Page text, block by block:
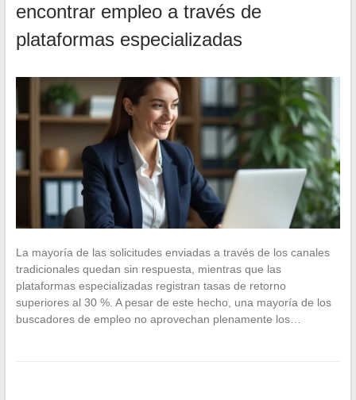
encontrar empleo a través de
plataformas especializadas
La mayoría de las solicitudes enviadas a través de los canales
tradicionales quedan sin respuesta, mientras que las
plataformas especializadas registran tasas de retorno
superiores al 30 %. A pesar de este hecho, una mayoría de los
buscadores de empleo no aprovechan plenamente los…